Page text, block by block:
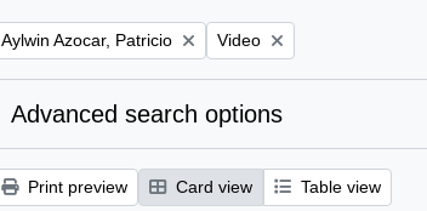
Remove filter:
Aylwin Azocar, Patricio Remove filter:
Video
Advanced search options
Print preview Card view Table view